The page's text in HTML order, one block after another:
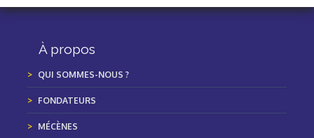
À propos
QUI SOMMES-NOUS ?
FONDATEURS
MÉCÈNES